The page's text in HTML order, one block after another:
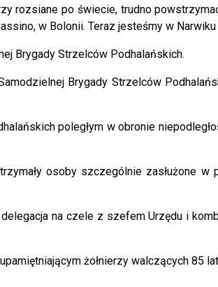
rozsiane po świecie, trudno
w Bolonii. Teraz jesteśmy w Narwiku
Brygady Strzelców Podhalańskich.
Brygady Strzelców
poległym w obronie
osoby szczególnie zasłużone
na czele z szefem Urzędu i
żołnierzy walczących 85